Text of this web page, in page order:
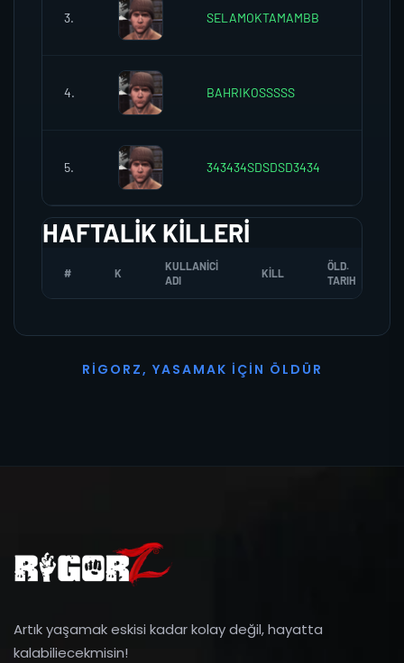
3. SELAMOKTAMAMBB
4. BAHRIKOSSSSS
5. 343434SDSDSD3434
HAFTALIK KILLERI
# K
KULLANICI
ADI
KILL
ÖLD.
TARIH
R I G O R Z, YASAMAK İ ÇI N Ö L D Ü R
Artık yaşamak eskisi kadar kolay değil, hayatta
kalabiliecekmisin!